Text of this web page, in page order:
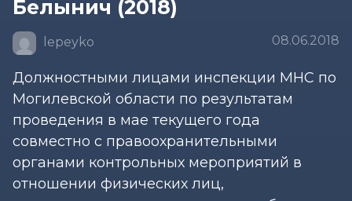
Белынич (2018)
lepeyko 08.06.2018
Должностными лицами инспекции МНС по
Могилевской области по результатам
проведения в мае текущего года
совместно с правоохранительными
органами контрольных мероприятий в
отношении физических лиц,